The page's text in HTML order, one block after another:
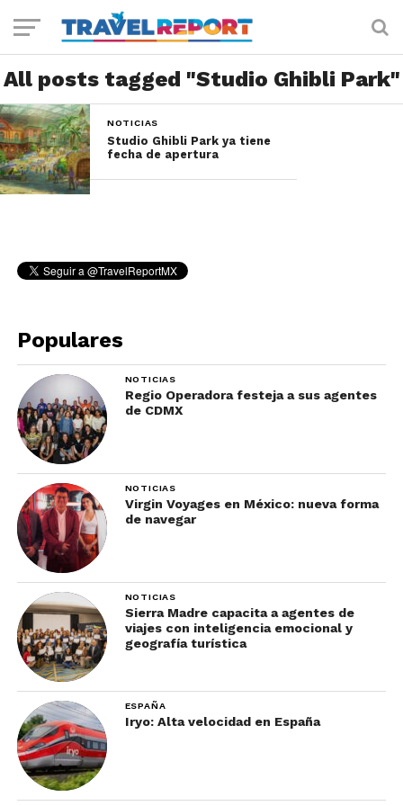
All posts tagged "Studio Ghibli Park"
NOTICIAS
Studio Ghibli Park ya tiene
fecha de apertura
Populares
NOTICIAS
Regio Operadora festeja a sus agentes
de CDMX
NOTICIAS
Virgin Voyages en México: nueva forma
de navegar
NOTICIAS
Sierra Madre capacita a agentes de
viajes con inteligencia emocional y
geografía turística
ESPAÑA
Iryo: Alta velocidad en España